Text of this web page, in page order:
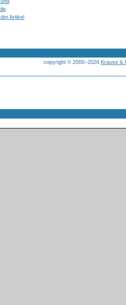
copyright © 2000–2026 Krause &